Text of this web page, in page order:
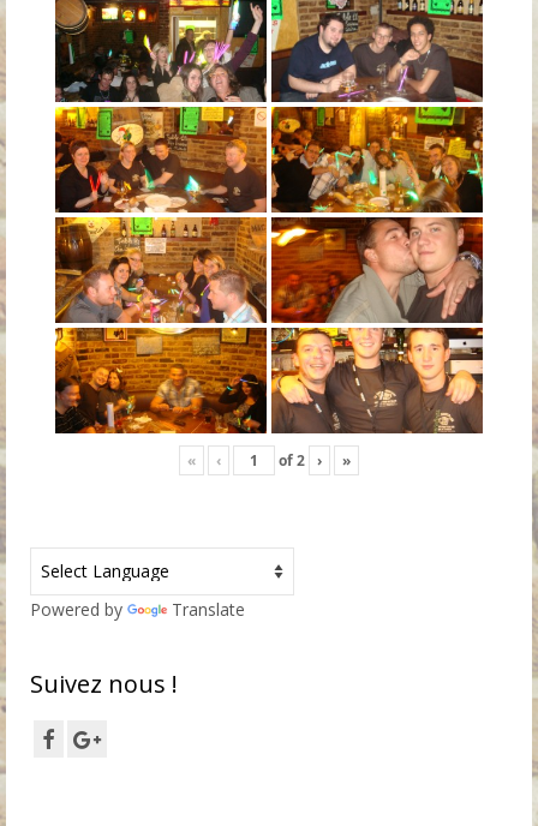
« ‹ of2 › »
Powered by Translate
Suivez nous !